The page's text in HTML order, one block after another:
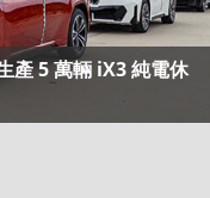
產 5 萬輛 iX3 純電休